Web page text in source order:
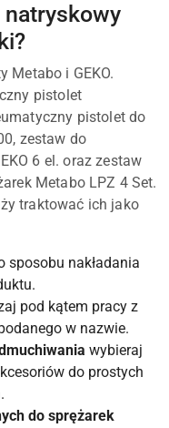
natryskowy
Metabo i GEKO.
pistolet
pistolet do
zestaw do
6 el. oraz zestaw
Metabo LPZ 4 Set.
traktować ich jako
sposobu nakładania
pod kątem pracy z
w nazwie.
wybieraj
do prostych
do sprężarek